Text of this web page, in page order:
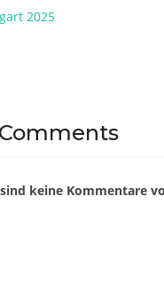
2025
sind keine Kommentare